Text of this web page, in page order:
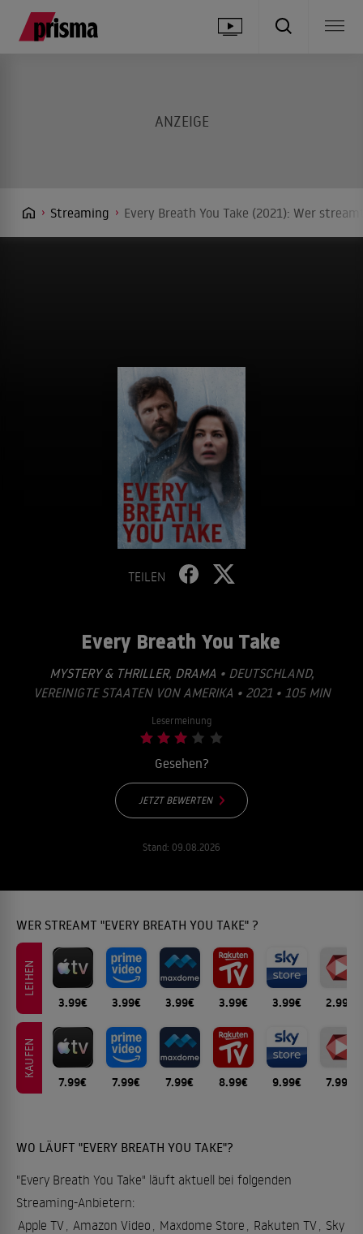
Streaming Every Breath You Take (2021): Wer
TEILEN
Every Breath You Take
MYSTERY & THRILLER, DRAMA • DEUTSCHLAND,
VEREINIGTE STAATEN VON AMERIKA • 2021 • 105 MIN
Lesermeinung
Gesehen?
JETZT BEWERTEN
Stand: 09.08.2026
WER STREAMT "EVERY BREATH YOU TAKE" ?
LEIHEN
3.99€ 3.99€ 3.99€ 3.99€ 3.99€ 2.99€
KAUFEN
7.99€ 7.99€ 7.99€ 8.99€ 9.99€ 7.99€
WO LÄUFT "EVERY BREATH YOU TAKE"?
"Every Breath You Take" läuft aktuell bei folgenden
Streaming-Anbietern:
Apple TV, Amazon Video , Maxdome Store , Rakuten TV, Sky